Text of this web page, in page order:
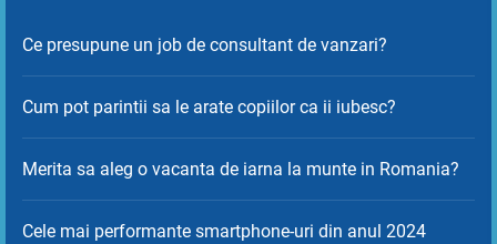
Ce presupune un job de consultant de vanzari?
Cum pot parintii sa le arate copiilor ca ii iubesc?
Merita sa aleg o vacanta de iarna la munte in Romania?
Cele mai performante smartphone-uri din anul 2024